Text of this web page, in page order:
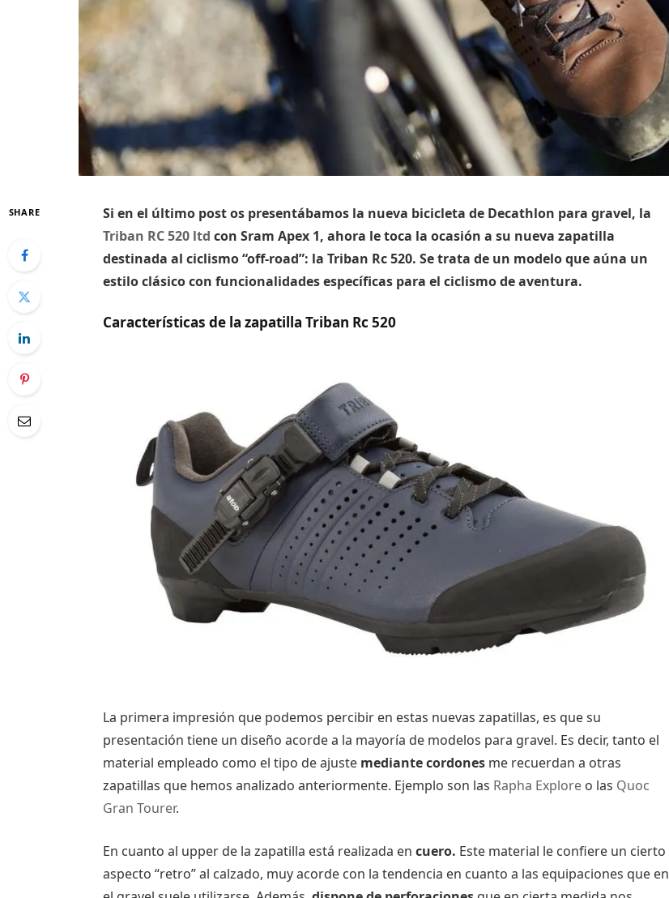
SHARE
Si en el último post os presentábamos la nueva bicicleta de Decathlon para gravel, la
Triban RC 520 ltd con Sram Apex 1, ahora le toca la ocasión a su nueva zapatilla
destinada al ciclismo “off-road”: la Triban Rc 520. Se trata de un modelo que aúna un
estilo clásico con funcionalidades específicas para el ciclismo de aventura.
Características de la zapatilla Triban Rc 520
La primera impresión que podemos percibir en estas nuevas zapatillas, es que su
presentación tiene un diseño acorde a la mayoría de modelos para gravel. Es decir, tanto el
material empleado como el tipo de ajuste mediante cordones me recuerdan a otras
zapatillas que hemos analizado anteriormente. Ejemplo son las Rapha Explore o las Quoc
Gran Tourer.
En cuanto al upper de la zapatilla está realizada encuero. Este material le confiere un cierto
aspecto “retro” al calzado, muy acorde con la tendencia en cuanto a las equipaciones que en